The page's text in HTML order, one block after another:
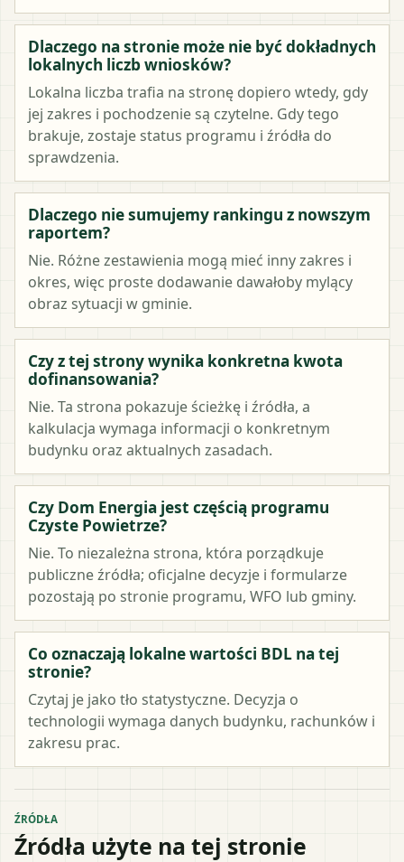
Dlaczego na stronie może nie być dokładnych
lokalnych liczb wniosków?
Lokalna liczba trafia na stronę dopiero wtedy, gdy
jej zakres i pochodzenie są czytelne. Gdy tego
brakuje, zostaje status programu i źródła do
sprawdzenia.
Dlaczego nie sumujemy rankingu z nowszym
raportem?
Nie. Różne zestawienia mogą mieć inny zakres i
okres, więc proste dodawanie dawałoby mylący
obraz sytuacji w gminie.
Czy z tej strony wynika konkretna kwota
dofinansowania?
Nie. Ta strona pokazuje ścieżkę i źródła, a
kalkulacja wymaga informacji o konkretnym
budynku oraz aktualnych zasadach.
Czy Dom Energia jest częścią programu
Czyste Powietrze?
Nie. To niezależna strona, która porządkuje
publiczne źródła; oficjalne decyzje i formularze
pozostają po stronie programu, WFO lub gminy.
Co oznaczają lokalne wartości BDL na tej
stronie?
Czytaj je jako tło statystyczne. Decyzja o
technologii wymaga danych budynku, rachunków i
zakresu prac.
ŹRÓDŁA
Źródła użyte na tej stronie